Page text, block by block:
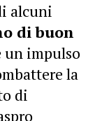
alcuni
di buon
un impulso
la
di